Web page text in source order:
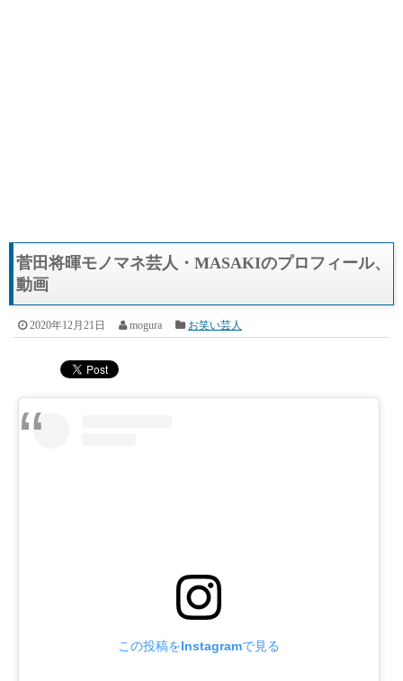
菅田将暉モノマネ芸人・MASAKIのプロフィール、
動画
2020年12月21日 mogura お笑い芸人
この投稿をInstagramで見る